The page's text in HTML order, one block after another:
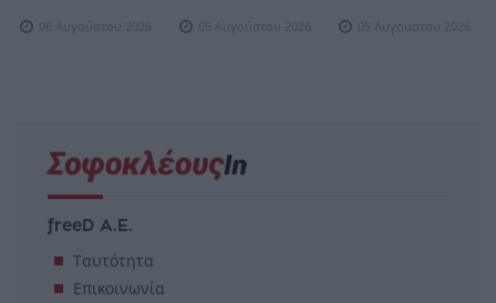
06 Αυγούστου 2026 05 Αυγούστου 2026 05 Αυγούστου 2026
freeD Α.Ε.
Ταυτότητα
Επικοινωνία